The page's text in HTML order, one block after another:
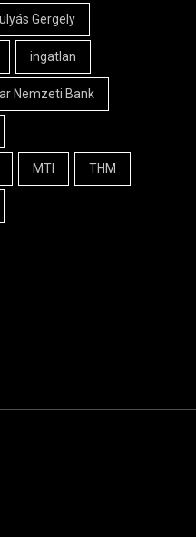
Gergely
ingatlan
Nemzeti Bank
MTI THM